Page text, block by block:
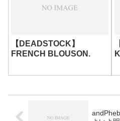
【DEADSTOCK】
FRENCH BLOUSON.